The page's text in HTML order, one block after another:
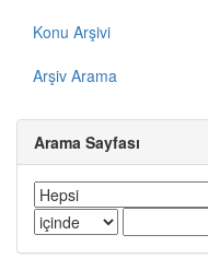
Konu Arşivi
Arşiv Arama
Arama Sayfası